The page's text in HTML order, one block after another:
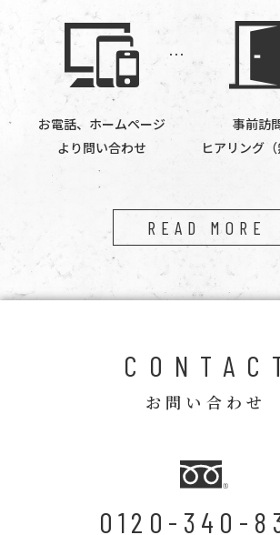
お電話、ホームページ
より問い合わせ
事前訪
ヒアリング（
READ MORE
お問い合わせ
0120-340-